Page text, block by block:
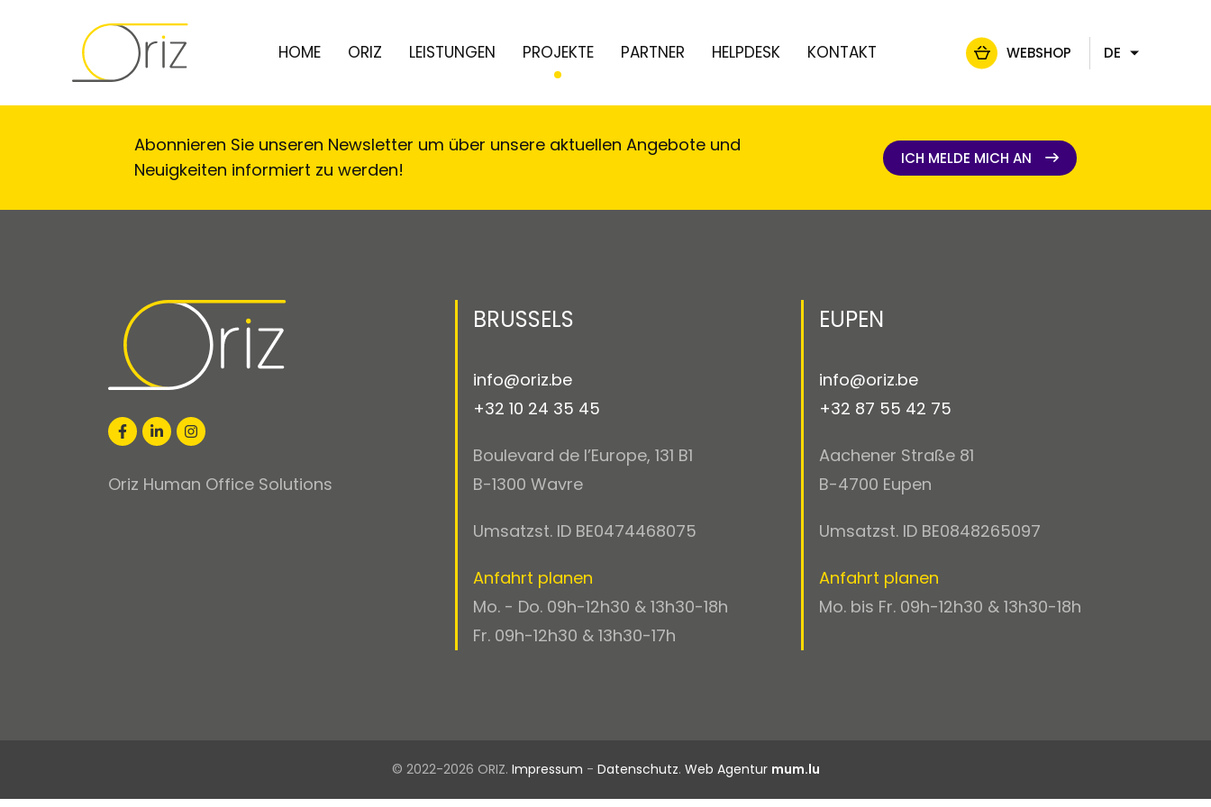
HOME ORIZ LEISTUNGEN PROJEKTE PARTNER HELPDESK KONTAKT WEBSHOP
DE
Abonnieren Sie unseren Newsletter um über unsere aktuellen Angebote und
Neuigkeiten informiert zu werden!
ICH MELDE MICH AN
Oriz Human Office Solutions
BRUSSELS
info@oriz.be
+32 10 24 35 45
Boulevard de l’Europe, 131 B1
B-1300 Wavre
Umsatzst. ID BE0474468075
Anfahrt planen
Mo. - Do. 09h-12h30 & 13h30-18h
Fr. 09h-12h30 & 13h30-17h
EUPEN
info@oriz.be
+32 87 55 42 75
Aachener Straße 81
B-4700 Eupen
Umsatzst. ID BE0848265097
Anfahrt planen
Mo. bis Fr. 09h-12h30 & 13h30-18h
© 2022-2026 ORIZ. Impressum - Datenschutz. Web Agentur mum.lu